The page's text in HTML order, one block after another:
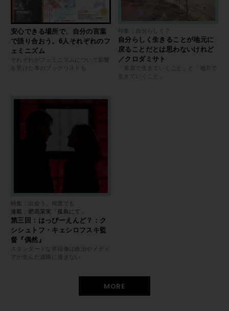
安心できる場所で、自分の言葉
で語り合おう。6人それぞれのフ
ェミニズム
それぞれがフェミニズムについて影響
を受けた本のブックリストも
特集：自分らしく？
自分らしく生きることが地元に
戻ることだとは思わないけれど
／クロダミサト
「東京で生きていくこと」と「地方で
生きていくこと」
特集：出会う、何度でも
連載：肥髙茉実「孤島にて」
第三回：はっぴーえんど？：ク
シシュトフ・キェシロフスキ監
督『偶然』
スタンダードな幸福像は政治やメディ
アが生んだ虚構に過ぎない
MORE